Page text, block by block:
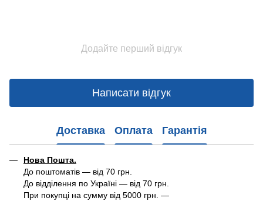
Додайте перший відгук
Написати відгук
Доставка Оплата Гарантія
Нова Пошта.
До поштоматів — від 70 грн.
До відділення по Україні — від 70 грн.
При покупці на сумму від 5000 грн. —